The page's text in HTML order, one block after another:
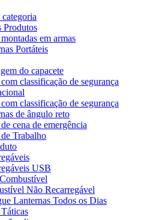
Produtos
em armas
Portáteis
do capacete
classificação de segurança
classificação de segurança
de ângulo reto
cena de emergência
Trabalho
USB
Não Recarregável
Lanternas Todos os Dias